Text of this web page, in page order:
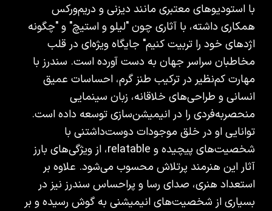
با استودیوهای معتبری مانند دیزنی و دریم‌ورکس
همکاری داشته، با آثاری چون "لیلو و استیچ" و "چگونه
اژدهای خود را تربیت کنیم" جایگاه ویژه‌ای در قلب
مخاطبان سراسر جهان به دست آورده است. سندرز با
مهارت کم‌نظیر در ترکیب طنز گرم، احساسات عمیق
انسانی و طراحی‌های خلاقانه، زبان سینمایی
منحصربه‌فردی را در انیمیشن‌سازی توسعه داده است.
توانایی او در خلق موجودات دوست‌داشتنی با
شخصیت‌های پیچیده و relatable، از ویژگی‌های بارز
آثار این هنرمند پرتلاش محسوب می‌شود. علاوه بر
استعداد هنری، صدای رسا و پراحساس سندرز نیز در
بسیاری از شخصیت‌های انیمیشنی به گوش رسیده و بر